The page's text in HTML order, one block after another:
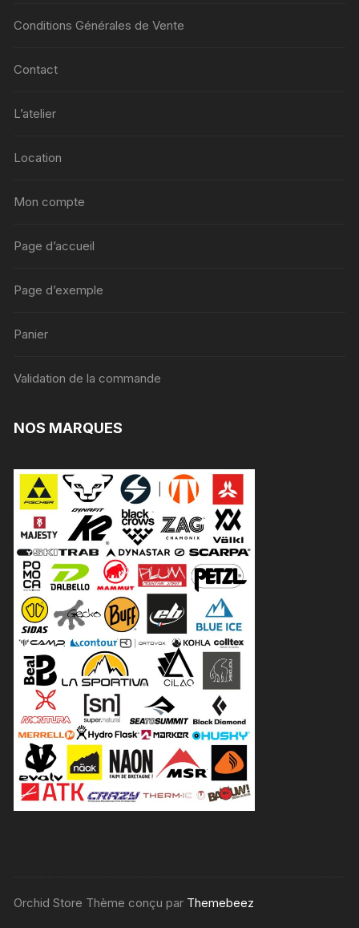
Conditions Générales de Vente
Contact
L’atelier
Location
Mon compte
Page d’accueil
Page d’exemple
Panier
Validation de la commande
NOS MARQUES
Orchid Store Thème conçu par Themebeez